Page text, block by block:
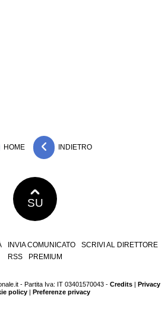
HOME INDIETRO
SU
INVIA COMUNICATO
SCRIVI AL DIRETTORE
RSS
PREMIUM
- Partita Iva: IT 03401570043 - Credits
Privacy
policy| Preferenze privacy